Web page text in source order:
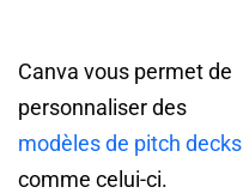
Canva vous permet de
personnaliser des
modèles de pitch decks
comme celui-ci.